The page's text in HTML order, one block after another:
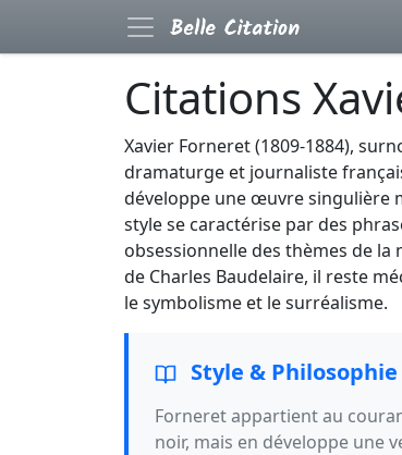
Citations
Xavier Forneret (1809-1884),
dramaturge et journaliste
développe une œuvre singulière
style se caractérise par des
obsessionnelle des thèmes de
de Charles Baudelaire, il reste
le symbolisme et le surréalisme.
Style & Philosophie
Forneret appartient au
noir, mais en développe une